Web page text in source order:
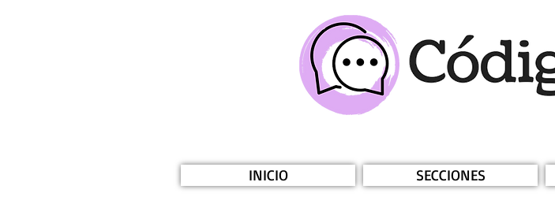
INICIO SECCIONES